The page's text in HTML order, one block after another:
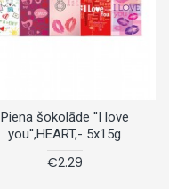
Piena šokolāde ''I love
you'',HEART,- 5x15g
€2.29